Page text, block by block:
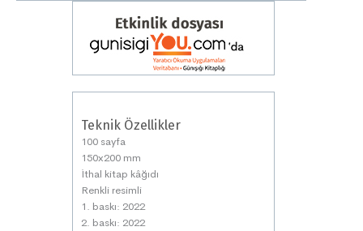
Teknik Özellikler
100 sayfa
150x200 mm
İthal kitap kâğıdı
Renkli resimli
1. baskı: 2022
2. baskı: 2022